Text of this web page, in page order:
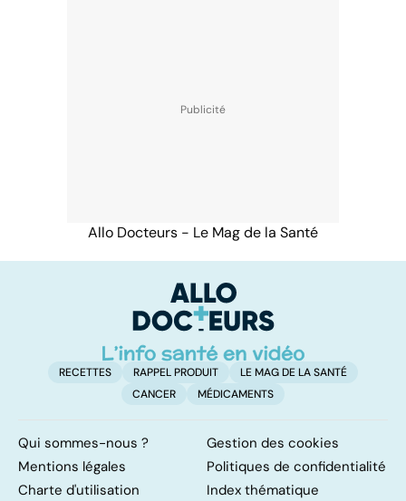
Allo Docteurs - Le Mag de la Santé
RECETTES RAPPEL PRODUIT
LE MAG DE LA SANTÉ
CANCER
MÉDICAMENTS
Qui sommes-nous ?
Gestion des cookies
Mentions légales
Politiques de confidentialité
Charte d'utilisation
Index thématique